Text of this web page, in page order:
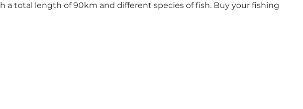
total length of 90km and different species of fish. Buy your fishing